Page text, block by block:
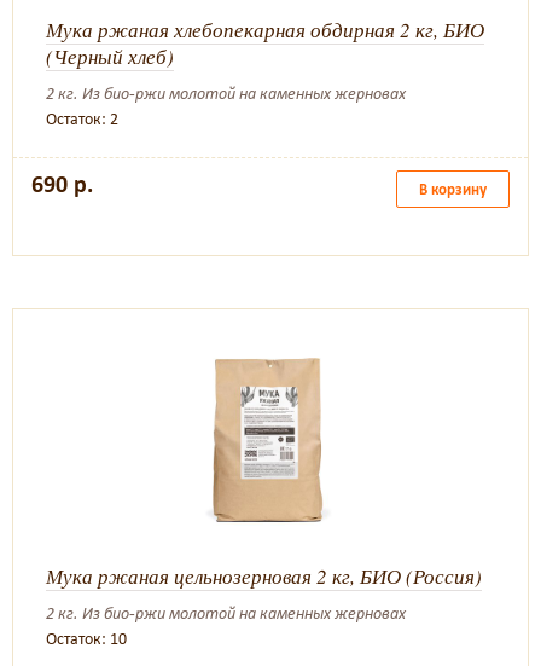
Мука ржаная хлебопекарная обдирная 2 кг, БИО
(Черный хлеб)
2 кг. Из био-ржи молотой на каменных жерновах
Остаток: 2
690 р. В корзину
Мука ржаная цельнозерновая 2 кг, БИО (Россия)
2 кг. Из био-ржи молотой на каменных жерновах
Остаток: 10